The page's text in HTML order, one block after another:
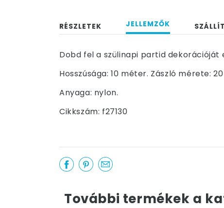
RÉSZLETEK JELLEMZŐK
Dobd fel a szülinapi partid dekorációját
Hosszúsága: 10 méter. Zászló mérete:
Anyaga: nylon.
Cikkszám: f27130
További termékek a